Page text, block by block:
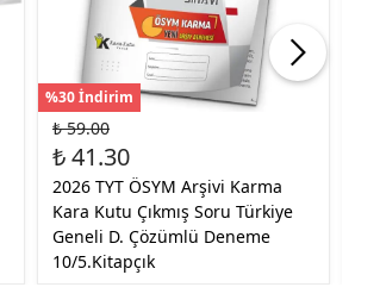
%30 İndirim
₺ 59.00
₺ 41.30
2026 TYT ÖSYM Arşivi Karma
Kara Kutu Çıkmış Soru Türkiye
Geneli D. Çözümlü Deneme
10/5.Kitapçık